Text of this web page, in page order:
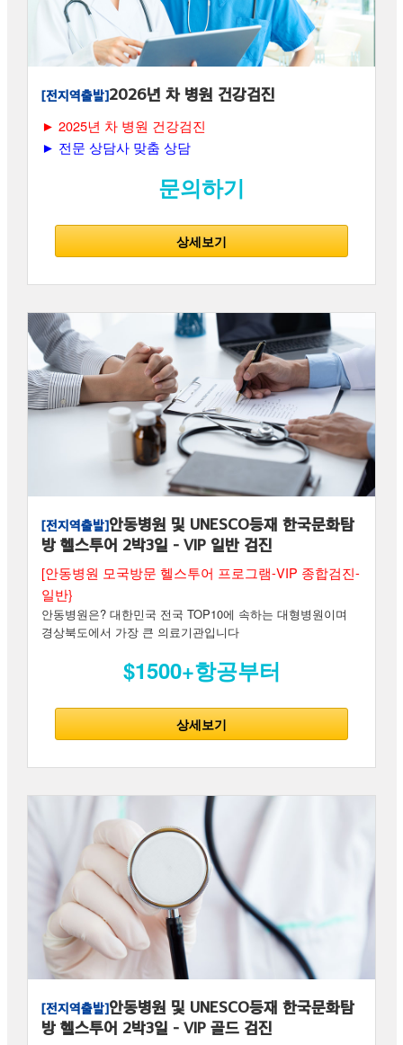
[전지역출발]2026년 차 병원 건강검진
► 2025년 차 병원 건강검진
► 전문 상담사 맞춤 상담
문의하기
상세보기
[전지역출발]안동병원 및 UNESCO등재 한국문화탐
방 헬스투어 2박3일 - VIP 일반 검진
[안동병원 모국방문 헬스투어 프로그램-VIP 종합검진-
일반}
안동병원은? 대한민국 전국 TOP10에 속하는 대형병원이며
경상북도에서 가장 큰 의료기관입니다
$1500+항공부터
상세보기
[전지역출발]안동병원 및 UNESCO등재 한국문화탐
방 헬스투어 2박3일 - VIP 골드 검진